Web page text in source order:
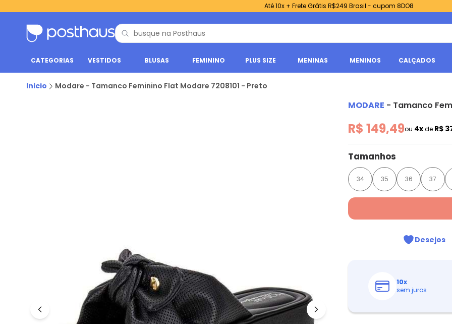
Até 10x + Frete Grátis R$249 Brasil - cupom 8DO8
CATEGORIAS VESTIDOS BLUSAS FEMININO PLUS SIZE MENINAS MENINOS CALÇADOS
Inicio Modare - Tamanco Feminino Flat Modare 7208101 - Preto
MODARE - Tamanco
R$ 149,49ou 4xde R$
Tamanhos
34 35 36 37
Desejos
10x
sem juros